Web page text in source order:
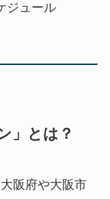
ジュール
」とは？
阪府や大阪市